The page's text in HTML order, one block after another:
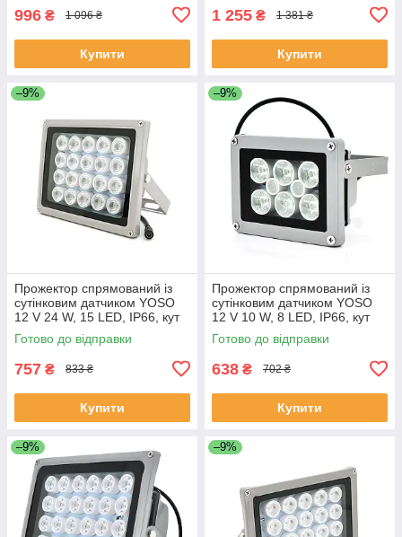
996 ₴ 1 096 ₴
Купити
1 255 ₴ 1 381 ₴
Купити
–9%
Прожектор спрямований із
сутінковим датчиком YOSO
12 V 24 W, 15 LED, IP66, кут
огляду 60°, дальність до 40
м, 177*138*65 мм, BOX
Готово до відправки
757 ₴ 833 ₴
Купити
–9%
Прожектор спрямований із
сутінковим датчиком YOSO
12 V 10 W, 8 LED, IP66, кут
огляду 60°, дальність до 30
м, 113*86*63 мм, BOX
Готово до відправки
638 ₴ 702 ₴
Купити
–9% –9%